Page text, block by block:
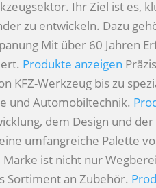
Ihr Ziel ist es,
zu entwickeln. Dazu
Mit über 60 Jahren
Produkte anzeigen
KFZ-Werkzeug bis zu
und Automobiltechnik.
dem Design und
umfangreiche Palette
Marke ist nicht nur
Sortiment an Zubehör.